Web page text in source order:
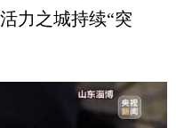
力之城持续“突